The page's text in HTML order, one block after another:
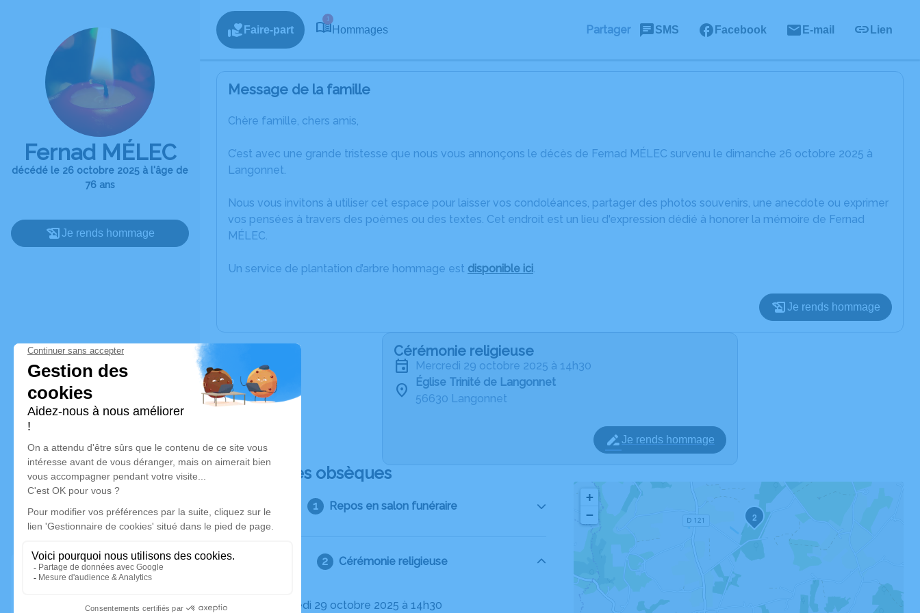
Fernad MÉLEC
décédé le 26 octobre 2025 à l'âge de
76 ans
Je rends hommage
Faire-part
1
Hommages Partager SMS Facebook E-mail Lien
Message de la famille
Chère famille, chers amis,
C’est avec une grande tristesse que nous vous annonçons le décès de Fernad MÉLEC survenu le dimanche 26 octobre 2025 à
Langonnet.
Nous vous invitons à utiliser cet espace pour laisser vos condoléances, partager des photos souvenirs, une anecdote ou exprimer
vos pensées à travers des poèmes ou des textes. Cet endroit est un lieu d'expression dédié à honorer la mémoire de Fernad
MÉLEC.
Un service de plantation d’arbre hommage est disponible ici.
Je rends hommage
Cérémonie religieuse
mercredi 29 octobre 2025 à 14h30
Église Trinité de Langonnet
56630 Langonnet
Je rends hommage
Déroulé des obsèques
Repos en salon funéraire
Cérémonie religieuse
Le mercredi 29 octobre 2025 à 14h30
2
+
−